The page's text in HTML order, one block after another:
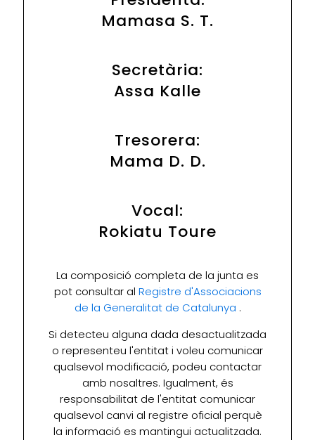
Mamasa S. T.
Secretària:
Assa Kalle
Tresorera:
Mama D. D.
Vocal:
Rokiatu Toure
La composició completa de la junta es
pot consultar al Registre d'Associacions
de la Generalitat de Catalunya .
Si detecteu alguna dada desactualitzada
o representeu l'entitat i voleu comunicar
qualsevol modificació, podeu contactar
amb nosaltres. Igualment, és
responsabilitat de l'entitat comunicar
qualsevol canvi al registre oficial perquè
la informació es mantingui actualitzada.